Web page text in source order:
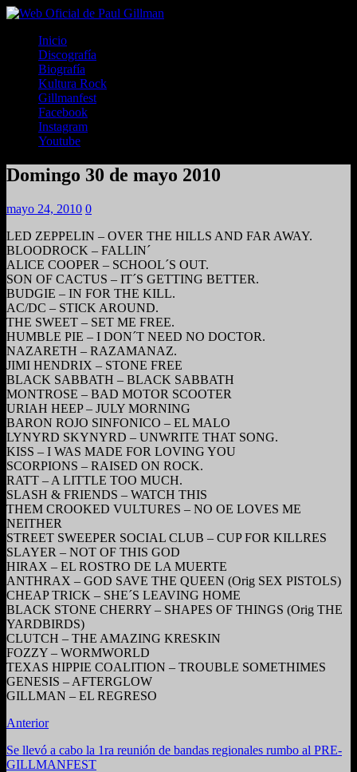
Inicio
Discografía
Biografía
Kultura Rock
Gillmanfest
Facebook
Instagram
Youtube
Domingo 30 de mayo 2010
mayo 24, 2010 0
LED ZEPPELIN – OVER THE HILLS AND FAR AWAY.
BLOODROCK – FALLIN´
ALICE COOPER – SCHOOL´S OUT.
SON OF CACTUS – IT´S GETTING BETTER.
BUDGIE – IN FOR THE KILL.
AC/DC – STICK AROUND.
THE SWEET – SET ME FREE.
HUMBLE PIE – I DON´T NEED NO DOCTOR.
NAZARETH – RAZAMANAZ.
JIMI HENDRIX – STONE FREE
BLACK SABBATH – BLACK SABBATH
MONTROSE – BAD MOTOR SCOOTER
URIAH HEEP – JULY MORNING
BARON ROJO SINFONICO – EL MALO
LYNYRD SKYNYRD – UNWRITE THAT SONG.
KISS – I WAS MADE FOR LOVING YOU
SCORPIONS – RAISED ON ROCK.
RATT – A LITTLE TOO MUCH.
SLASH & FRIENDS – WATCH THIS
THEM CROOKED VULTURES – NO OE LOVES ME
NEITHER
STREET SWEEPER SOCIAL CLUB – CUP FOR KILLRES
SLAYER – NOT OF THIS GOD
HIRAX – EL ROSTRO DE LA MUERTE
ANTHRAX – GOD SAVE THE QUEEN (Orig SEX PISTOLS)
CHEAP TRICK – SHE´S LEAVING HOME
BLACK STONE CHERRY – SHAPES OF THINGS (Orig THE
YARDBIRDS)
CLUTCH – THE AMAZING KRESKIN
FOZZY – WORMWORLD
TEXAS HIPPIE COALITION – TROUBLE SOMETHIMES
GENESIS – AFTERGLOW
GILLMAN – EL REGRESO
Anterior
Se llevó a cabo la 1ra reunión de bandas regionales rumbo al PRE-
GILLMANFEST